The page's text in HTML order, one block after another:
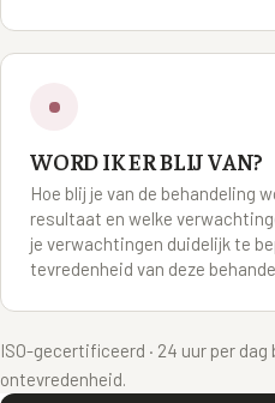
WORD IK ER BLIJ VAN?
Hoe blij je van de behandeling
resultaat en welke
je verwachtingen duidelijk te
tevredenheid van deze
ISO-gecertificeerd · 24 uur per
ontevredenheid.